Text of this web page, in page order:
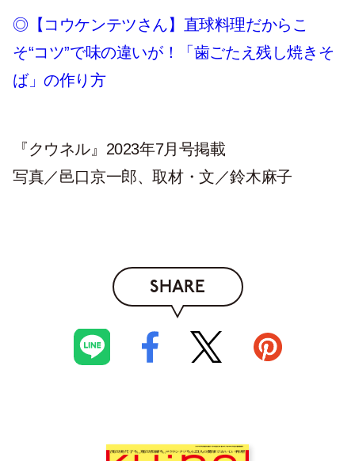
◎【コウケンテツさん】直球料理だからこ
そ“コツ”で味の違いが！「歯ごたえ残し焼きそ
ば」の作り方
『クウネル』2023年7月号掲載
写真／邑口京一郎、取材・文／鈴木麻子
SHARE